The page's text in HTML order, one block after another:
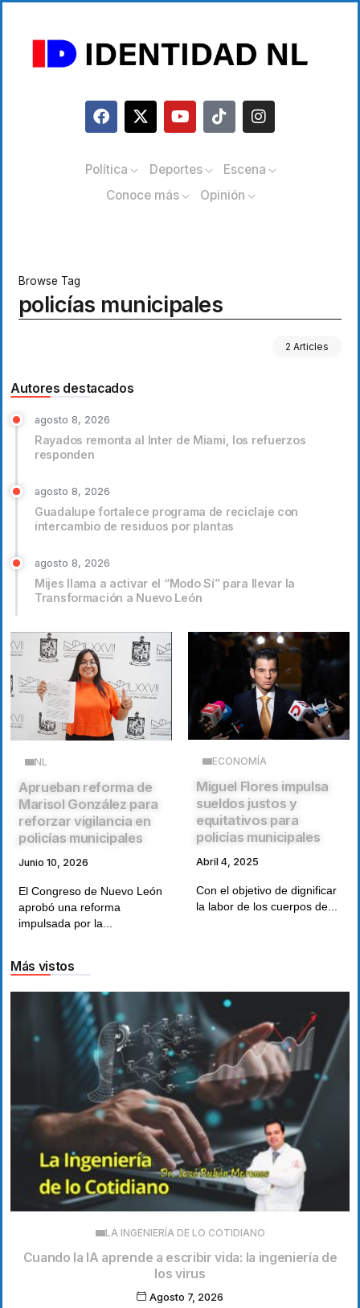
Política Deportes
Escena
Conoce más
Opinión
Browse Tag
policías municipales
2 Articles
Autores destacados
agosto 8, 2026
Rayados remonta al Inter de Miami, los refuerzos
responden
agosto 8, 2026
Guadalupe fortalece programa de reciclaje con
intercambio de residuos por plantas
agosto 8, 2026
Mijes llama a activar el “Modo Sí” para llevar la
Transformación a Nuevo León
NL
Aprueban reforma de
Marisol González para
reforzar vigilancia en
policías municipales
Junio 10, 2026
El Congreso de Nuevo León
aprobó una reforma
impulsada por la...
ECONOMÍA
Miguel Flores impulsa
sueldos justos y
equitativos para
policías municipales
Abril 4, 2025
Con el objetivo de dignificar
la labor de los cuerpos de...
Más vistos
LA INGENIERÍA DE LO COTIDIANO
Cuando la IA aprende a escribir vida: la ingeniería de
los virus
Agosto 7, 2026